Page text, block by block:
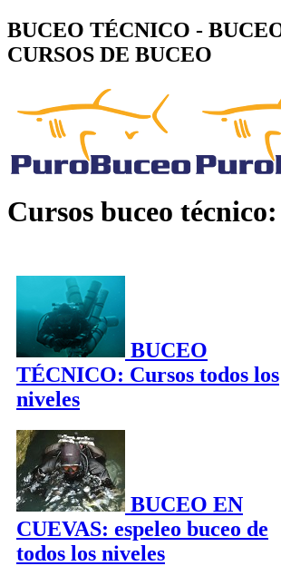
BUCEO TÉCNICO -
CURSOS DE BUCEO
Cursos buceo
BUCEO
TÉCNICO: Cursos todos los
niveles
BUCEO EN
CUEVAS: espeleo buceo de
todos los niveles